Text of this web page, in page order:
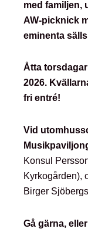
med familjen,
AW-picknick
eminenta
Åtta
2026.
fri entré!
Vid
Konsul
Kyrkogården),
Birger
Gå gärna,